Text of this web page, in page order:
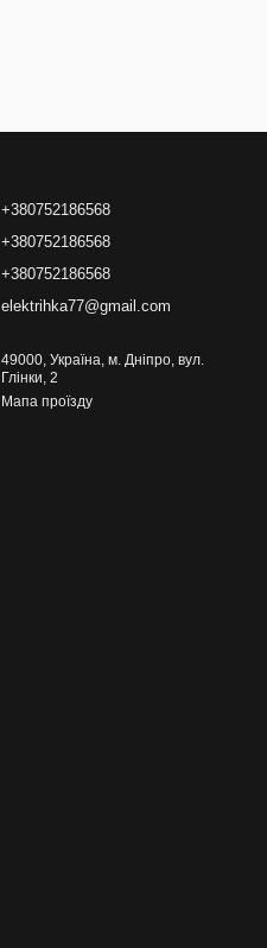
+380752186568
+380752186568
+380752186568
elektrihka77@gmail.com
49000, Україна, м. Дніпро, вул.
Глінки, 2
Мапа проїзду